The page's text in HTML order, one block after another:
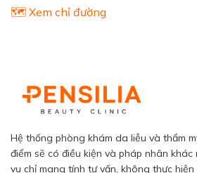
🗺️ Xem chỉ đường
Hệ thống phòng khám da liễu và thẩm
điểm sẽ có điều kiện và pháp nhân khác
vụ chỉ mang tính tư vấn, không thực